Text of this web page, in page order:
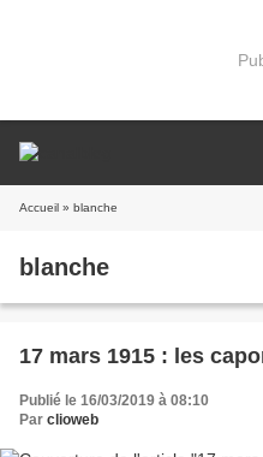
Accueil » blanche
blanche
17 mars 1915 : les
Publié le 16/03/2019 à 08:10
Par clioweb